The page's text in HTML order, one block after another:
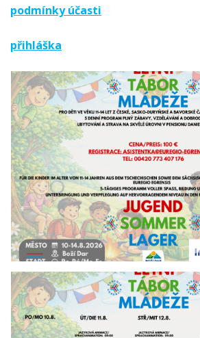
podmínky účasti
přihláška